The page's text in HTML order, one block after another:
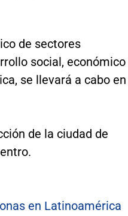
de sectores
social, económico
se llevará a cabo en
de la ciudad de
en Latinoamérica